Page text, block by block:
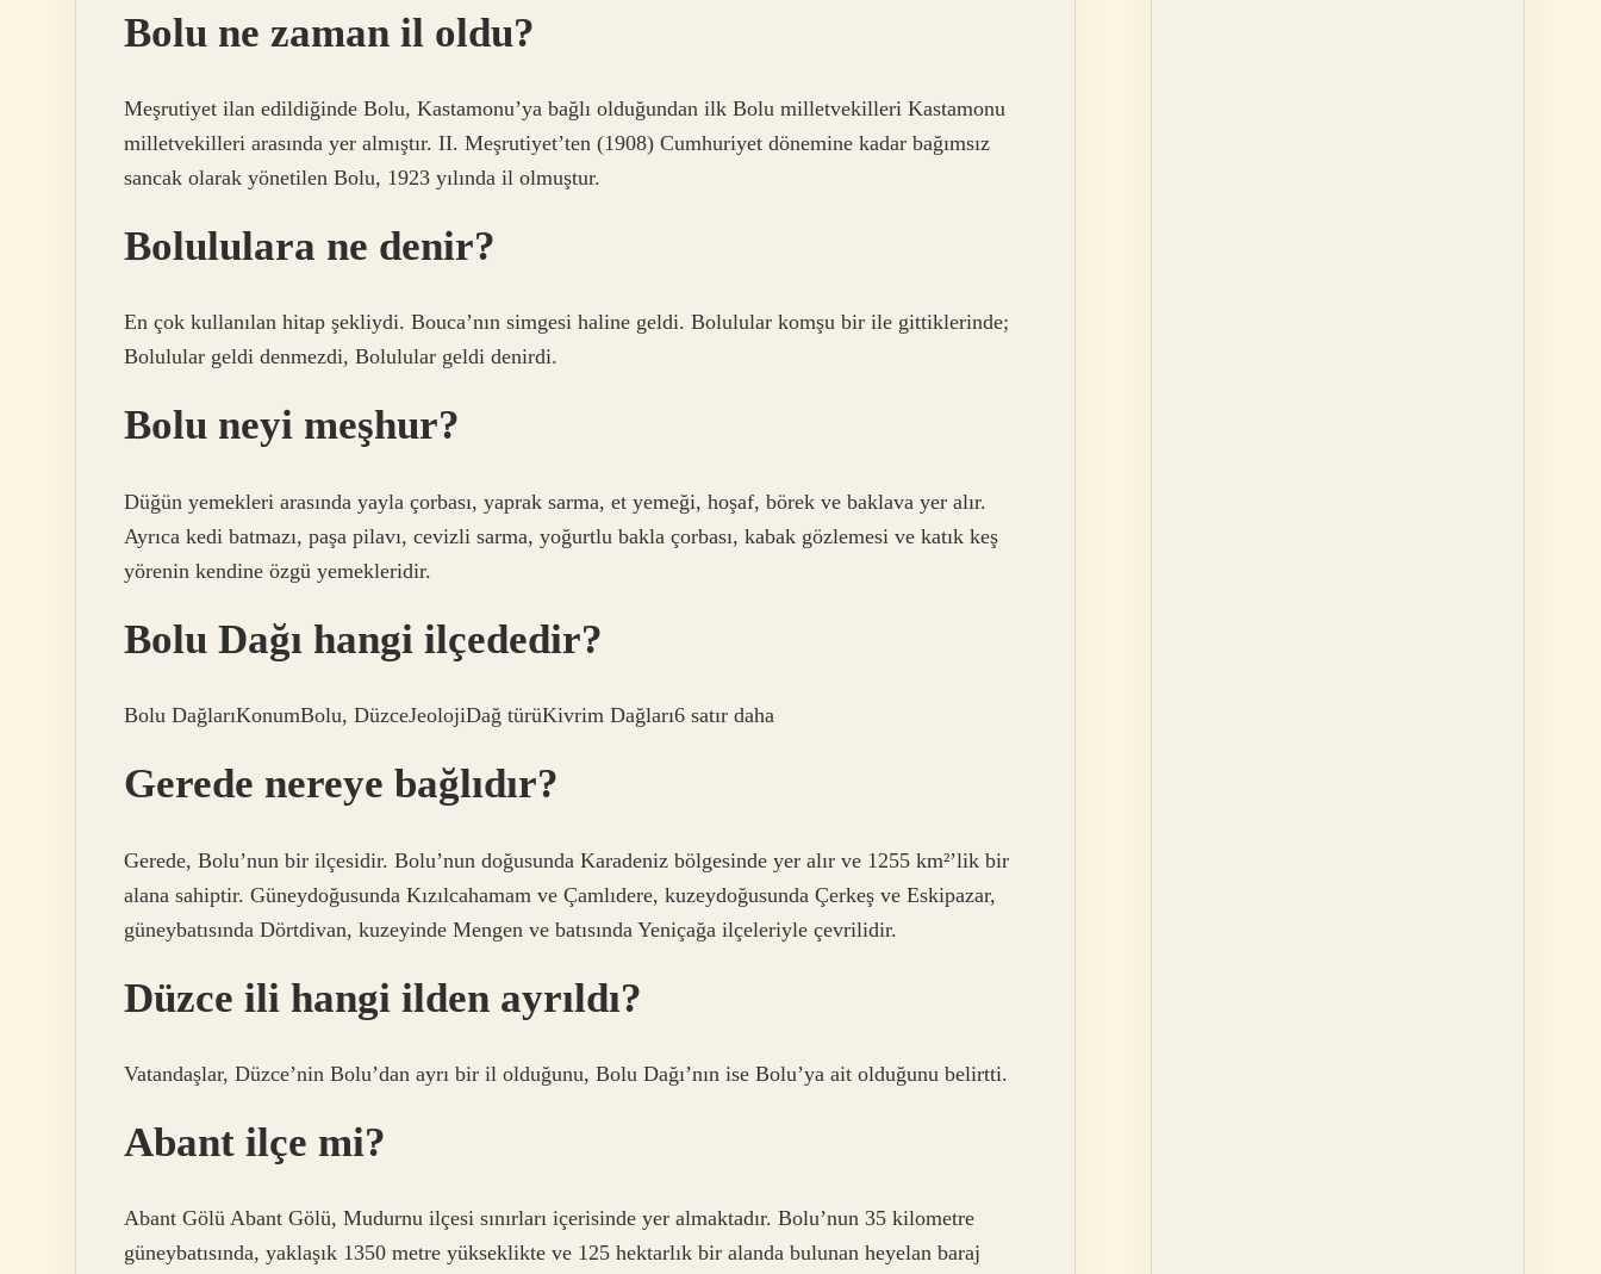
Bolu ne zaman il oldu?
Meşrutiyet ilan edildiğinde Bolu, Kastamonu’ya bağlı olduğundan ilk Bolu milletvekilleri Kastamonu
milletvekilleri arasında yer almıştır. II. Meşrutiyet’ten (1908) Cumhuriyet dönemine kadar bağımsız
sancak olarak yönetilen Bolu, 1923 yılında il olmuştur.
Bolululara ne denir?
En çok kullanılan hitap şekliydi. Bouca’nın simgesi haline geldi. Bolulular komşu bir ile gittiklerinde;
Bolulular geldi denmezdi, Bolulular geldi denirdi.
Bolu neyi meşhur?
Düğün yemekleri arasında yayla çorbası, yaprak sarma, et yemeği, hoşaf, börek ve baklava yer alır.
Ayrıca kedi batmazı, paşa pilavı, cevizli sarma, yoğurtlu bakla çorbası, kabak gözlemesi ve katık keş
yörenin kendine özgü yemekleridir.
Bolu Dağı hangi ilçededir?
Bolu DağlarıKonumBolu, DüzceJeolojiDağ türüKivrim Dağları6 satır daha
Gerede nereye bağlıdır?
Gerede, Bolu’nun bir ilçesidir. Bolu’nun doğusunda Karadeniz bölgesinde yer alır ve 1255 km²’lik bir
alana sahiptir. Güneydoğusunda Kızılcahamam ve Çamlıdere, kuzeydoğusunda Çerkeş ve Eskipazar,
güneybatısında Dörtdivan, kuzeyinde Mengen ve batısında Yeniçağa ilçeleriyle çevrilidir.
Düzce ili hangi ilden ayrıldı?
Vatandaşlar, Düzce’nin Bolu’dan ayrı bir il olduğunu, Bolu Dağı’nın ise Bolu’ya ait olduğunu belirtti.
Abant ilçe mi?
Abant Gölü Abant Gölü, Mudurnu ilçesi sınırları içerisinde yer almaktadır. Bolu’nun 35 kilometre
güneybatısında, yaklaşık 1350 metre yükseklikte ve 125 hektarlık bir alanda bulunan heyelan baraj